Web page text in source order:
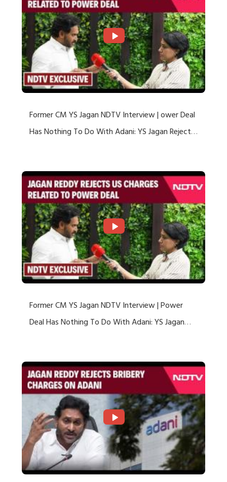
Former CM YS Jagan NDTV Interview | ower Deal
Has Nothing To Do With Adani: YS Jagan Rejects
Former CM YS Jagan NDTV Interview | Power
Deal Has Nothing To Do With Adani: YS Jagan